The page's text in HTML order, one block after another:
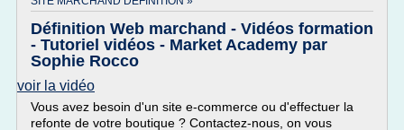
Définition Web marchand - Vidéos formation
- Tutoriel vidéos - Market Academy par
Sophie Rocco
voir la vidéo
Vous avez besoin d'un site e-commerce ou d'effectuer la
refonte de votre boutique ? Contactez-nous, on vous